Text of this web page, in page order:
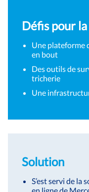
Défis pour
Une plateforme
en bout
Des outils de
tricherie
Une
Solution
S’est servi de la